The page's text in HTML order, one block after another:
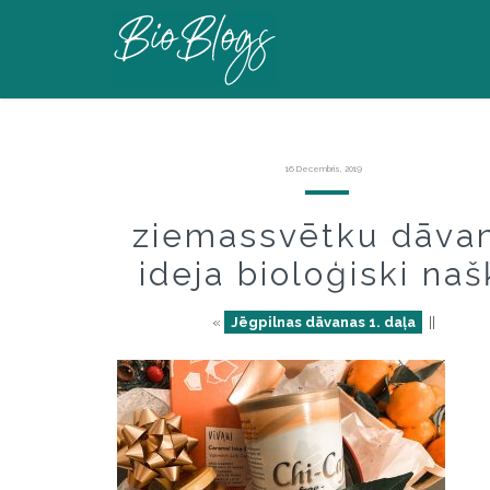
16 Decembris, 2019
ziemassvētku
ideja bioloģiski
« Jēgpilnas dāvanas 1. daļa